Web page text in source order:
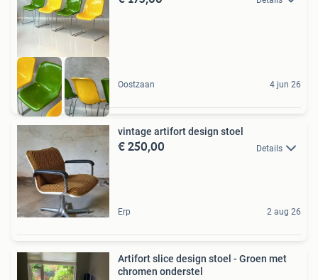
Oostzaan 4 jun 26
vintage artifort design stoel
€ 250,00 Details
Erp 2 aug 26
Artifort slice design stoel - Groen met
chromen onderstel